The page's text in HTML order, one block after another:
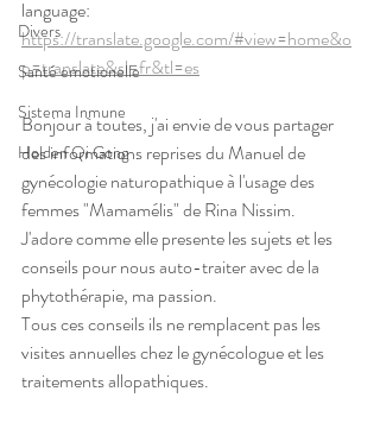
Divers
Santé emotionelle
Sistema Inmune
Holden Qi Gong
language:
https://translate.google.com/#view=home&o
p=translate&sl=fr&tl=es
Bonjour à toutes, j'ai envie de vous partager
des informations reprises du Manuel de
gynécologie naturopathique à l'usage des
femmes "Mamamélis" de Rina Nissim.
J'adore comme elle presente les sujets et les
conseils pour nous auto-traiter avec de la
phytothérapie, ma passion.
Tous ces conseils ils ne remplacent pas les
visites annuelles chez le gynécologue et les
traitements allopathiques.